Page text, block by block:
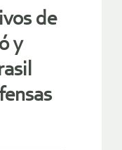
de
y